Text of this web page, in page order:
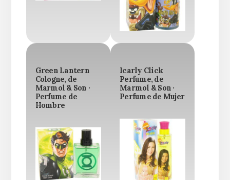
Green Lantern
Cologne, de
Marmol & Son ·
Perfume de
Hombre
Icarly Click
Perfume, de
Marmol & Son ·
Perfume de Mujer